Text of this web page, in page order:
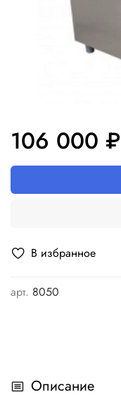
В избранное
арт. 8050
106 000 ₽
Описание